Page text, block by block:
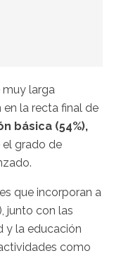
muy larga
la recta final de
básica (54%),
el grado de
que incorporan a
junto con las
y la educación
como